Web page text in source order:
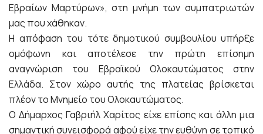
Εβραίων Μαρτύρων», στη μνήμη των συμπατριωτών
μας που χάθηκαν.
Η απόφαση του τότε δημοτικού συμβουλίου υπήρξε
ομόφωνη και αποτέλεσε την πρώτη επίσημη
αναγνώριση του Εβραϊκού Ολοκαυτώματος στην
Ελλάδα. Στον χώρο αυτής της πλατείας βρίσκεται
πλέον το Μνημείο του Ολοκαυτώματος.
Ο Δήμαρχος Γαβριήλ Χαρίτος είχε επίσης και άλλη μια
σημαντική συνεισφορά αφού είχε την ευθύνη σε τοπικό